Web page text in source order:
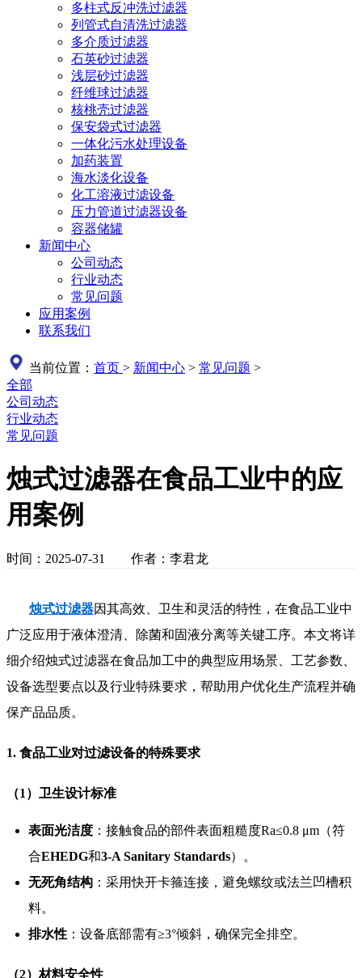
多柱式反冲洗过滤器
列管式自清洗过滤器
多介质过滤器
石英砂过滤器
浅层砂过滤器
纤维球过滤器
核桃壳过滤器
保安袋式过滤器
一体化污水处理设备
加药装置
海水淡化设备
化工溶液过滤设备
压力管道过滤器设备
容器储罐
新闻中心
公司动态
行业动态
常见问题
应用案例
联系我们
当前位置： 首页 > 新闻中心 > 常见问题 >
全部
公司动态
行业动态
常见问题
烛式过滤器在食品工业中的应
用案例
时间：2025-07-31 作者：李君龙
烛式过滤器因其高效、卫生和灵活的特性，在食品工业中
广泛应用于液体澄清、除菌和固液分离等关键工序。本文将详
细介绍烛式过滤器在食品加工中的典型应用场景、工艺参数、
设备选型要点以及行业特殊要求，帮助用户优化生产流程并确
保产品品质。
1. 食品工业对过滤设备的特殊要求
（1）卫生设计标准
表面光洁度 ：接触食品的部件表面粗糙度Ra≤0.8 μm（符
合EHEDG和3-A Sanitary Standards）。
无死角结构 ：采用快开卡箍连接，避免螺纹或法兰凹槽积
料。
排水性 ：设备底部需有≥3°倾斜，确保完全排空。
（2）材料安全性